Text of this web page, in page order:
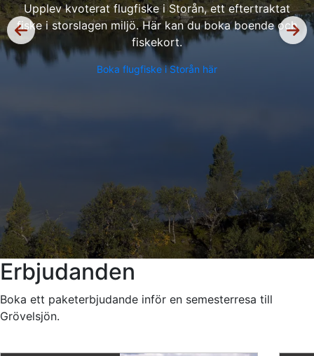
Upplev kvoterat flugfiske i Storån, ett eftertraktat
fiske i storslagen miljö. Här kan du boka boende och
fiskekort.
Boka flugfiske i Storån här
Erbjudanden
Boka ett paketerbjudande inför en semesterresa till
Grövelsjön.